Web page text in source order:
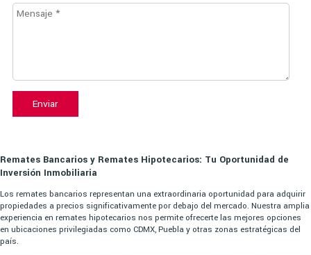
Enviar
Remates Bancarios y Remates Hipotecarios: Tu Oportunidad de
Inversión Inmobiliaria
Los remates bancarios representan una extraordinaria oportunidad para adquirir
propiedades a precios significativamente por debajo del mercado. Nuestra amplia
experiencia en remates hipotecarios nos permite ofrecerte las mejores opciones
en ubicaciones privilegiadas como CDMX, Puebla y otras zonas estratégicas del
país.